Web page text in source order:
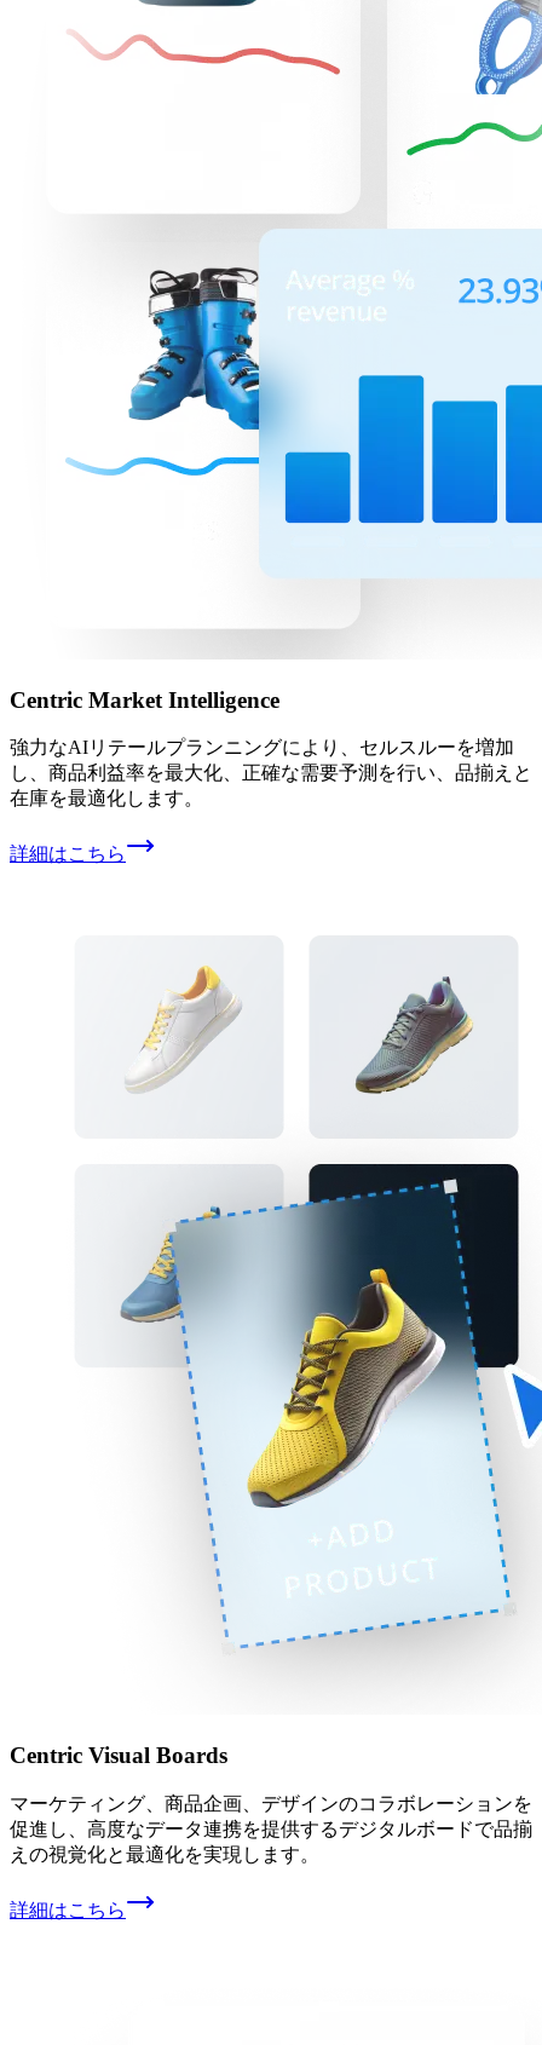
Centric Market Intelligence
強力なAIリテールプランニングにより、セルスルーを増加
し、商品利益率を最大化、正確な需要予測を行い、品揃えと
在庫を最適化します。
詳細はこちら
Centric Visual Boards
マーケティング、商品企画、デザインのコラボレーションを
促進し、高度なデータ連携を提供するデジタルボードで品揃
えの視覚化と最適化を実現します。
詳細はこちら